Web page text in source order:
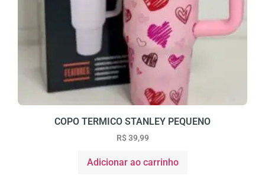
COPO TERMICO STANLEY PEQUENO
R$39,99
Adicionar ao carrinho